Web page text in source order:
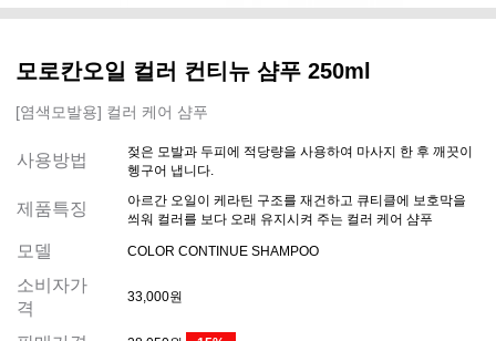
모로칸오일 컬러 컨티뉴 샴푸 250ml
[염색모발용] 컬러 케어 샴푸
사용방법
젖은 모발과 두피에 적당량을 사용하여 마사지 한 후 깨끗이
헹구어 냅니다.
제품특징
아르간 오일이 케라틴 구조를 재건하고 큐티클에 보호막을
씌워 컬러를 보다 오래 유지시켜 주는 컬러 케어 샴푸
모델 COLOR CONTINUE SHAMPOO
소비자가
격
33,000원